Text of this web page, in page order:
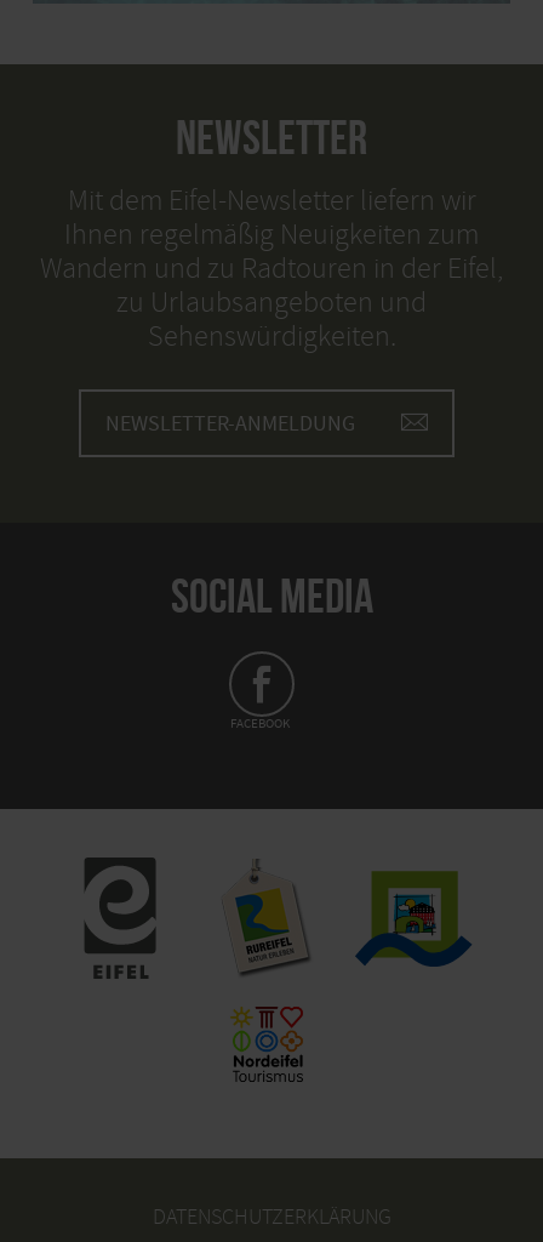
NEWSLETTER
Mit dem Eifel-Newsletter liefern wir
Ihnen regelmäßig Neuigkeiten zum
Wandern und zu Radtouren in der Eifel,
zu Urlaubsangeboten und
Sehenswürdigkeiten.
NEWSLETTER-ANMELDUNG
SOCIAL MEDIA
FACEBOOK
DATENSCHUTZERKLÄRUNG